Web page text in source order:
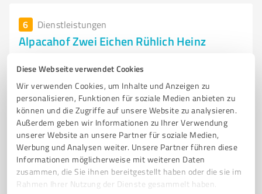
Diese Webseite verwendet Cookies
Wir verwenden Cookies, um Inhalte und Anzeigen zu
personalisieren, Funktionen für soziale Medien anbieten zu
können und die Zugriffe auf unsere Website zu analysieren.
Außerdem geben wir Informationen zu Ihrer Verwendung
unserer Website an unsere Partner für soziale Medien,
Werbung und Analysen weiter. Unsere Partner führen diese
Informationen möglicherweise mit weiteren Daten
zusammen, die Sie ihnen bereitgestellt haben oder die sie im
Rahmen Ihrer Nutzung der Dienste gesammelt haben.
6 Dienstleistungen
Alpacahof Zwei Eichen Rühlich Heinz
Produkte aus Alpakawolle
ALPAKAZUCHT ALPAKAHOF ALPAKAWOLLE HOFLADEN
TIERGESTÜTZTE AKTIVITÄTEN THERAPIETIERE ALPAKAFASER
HANDGEWEBTE PRODUKTE KREATIVKURSE GRÄFENHAINICHEN
NATURPRODUKTE ALPAKAS
Grüne Str. 9, 39264 Zernitz
alpacahof-zweieichen@t-online.de